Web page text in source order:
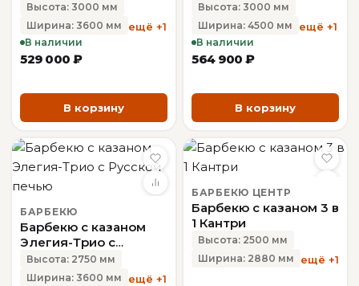
Высота: 3000 мм
Ширина: 3600 мм
ещё +1
В наличии
529 000 ₽
В корзину
Высота: 3000 мм
Ширина: 4500 мм
ещё +1
В наличии
564 900 ₽
В корзину
БАРБЕКЮ
Барбекю с казаном
Элегия-Трио с
Русской печью
Высота: 2750 мм
Ширина: 3600 мм
ещё +1
БАРБЕКЮ ЦЕНТР
Барбекю с казаном 3 в
1 Кантри
Высота: 2500 мм
Ширина: 2880 мм
ещё +1